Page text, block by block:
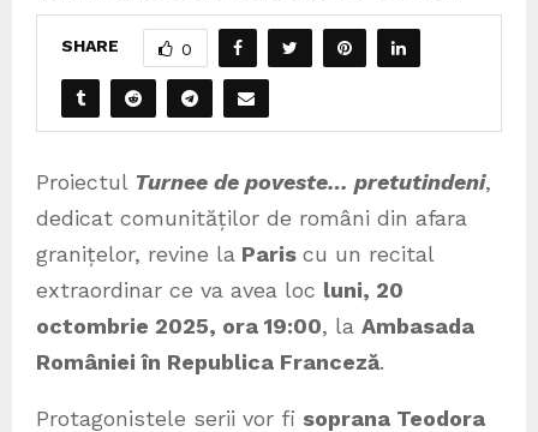
SHARE 0
Proiectul Turnee de poveste… pretutindeni,
dedicat comunităților de români din afara
granițelor, revine la Paris cu un recital
extraordinar ce va avea loc luni, 20
octombrie 2025, ora 19:00, la Ambasada
României în Republica Franceză.
Protagonistele serii vor fi soprana Teodora